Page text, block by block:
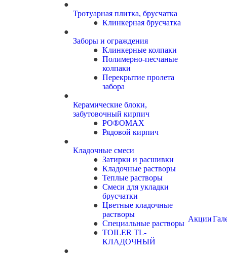
Тротуарная плитка, брусчатка
Клинкерная брусчатка
Заборы и ограждения
Клинкерные колпаки
Полимерно-песчаные
колпаки
Перекрытие пролета
забора
Керамические блоки,
забутовочный кирпич
PO®OMAX
Рядовой кирпич
Кладочные смеси
Затирки и расшивки
Кладочные растворы
Теплые растворы
Смеси для укладки
брусчатки
Цветные кладочные
растворы
Специальные растворы
TOILER TL-
КЛАДОЧНЫЙ
Акции